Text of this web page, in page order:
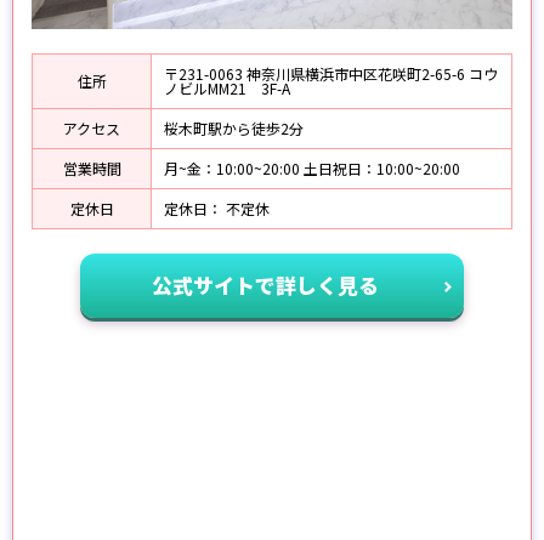
住所 〒231-0063 神奈川県横浜市中区花咲町2-65-6 コウ
ノビルMM21 3F-A
アクセス
桜木町駅から徒歩2分
営業時間
月~金：10:00~20:00 土日祝日：10:00~20:00
定休日
定休日： 不定休
公式サイトで詳しく見る